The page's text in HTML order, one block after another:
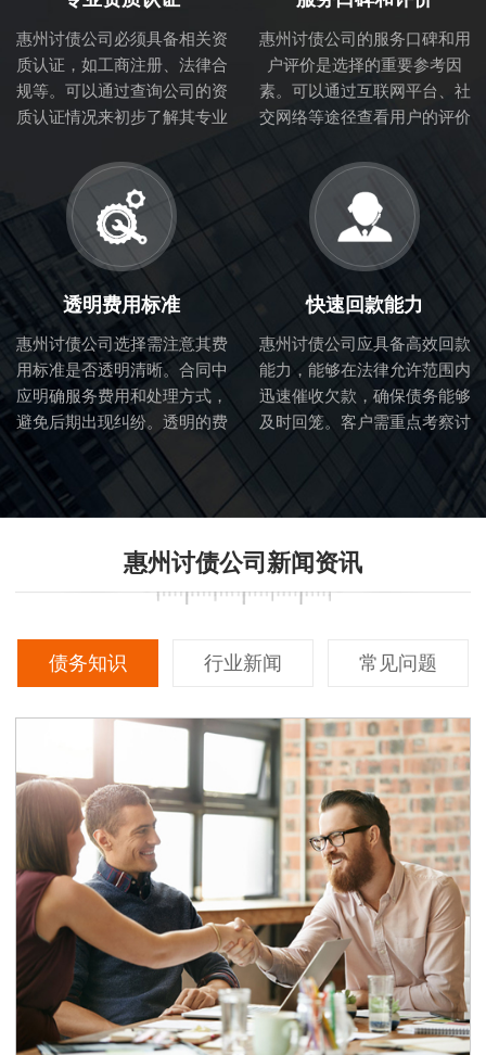
惠州讨债公司必须具备相关资
质认证，如工商注册、法律合
规等。可以通过查询公司的资
质认证情况来初步了解其专业
惠州讨债公司的服务口碑和用
户评价是选择的重要参考因
素。可以通过互联网平台、社
交网络等途径查看用户的评价
服务质量。
透明费用标准
惠州讨债公司选择需注意其费
用标准是否透明清晰。合同中
应明确服务费用和处理方式，
避免后期出现纠纷。透明的费
用标准也体现了讨债公司的诚
信度。
快速回款能力
惠州讨债公司应具备高效回款
能力，能够在法律允许范围内
迅速催收欠款，确保债务能够
及时回笼。客户需重点考察讨
惠州讨债公司新闻资讯
债务知识 行业新闻 常见问题